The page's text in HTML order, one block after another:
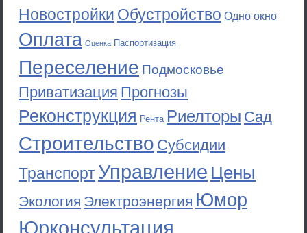
Новостройки Обустройство Одно окно
Оплата Оценка Паспортизация
Переселение Подмосковье
Приватизация Прогнозы
Реконструкция Рента Риелторы Сад
Строительство Субсидии
ТранспортУправление Цены
Экология Электроэнергия Юмор
Юрконсультация